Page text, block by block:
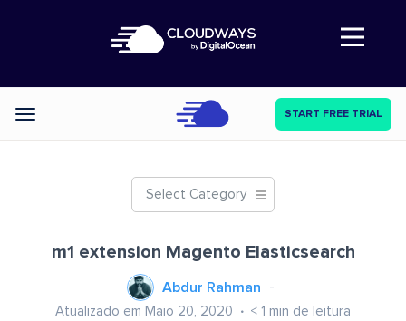
Abre a navegação
Categories START FREE TRIAL
Select Category
m1 extension Magento Elasticsearch
Abdur Rahman
Atualizado em Maio 20, 2020 < 1 min de leitura